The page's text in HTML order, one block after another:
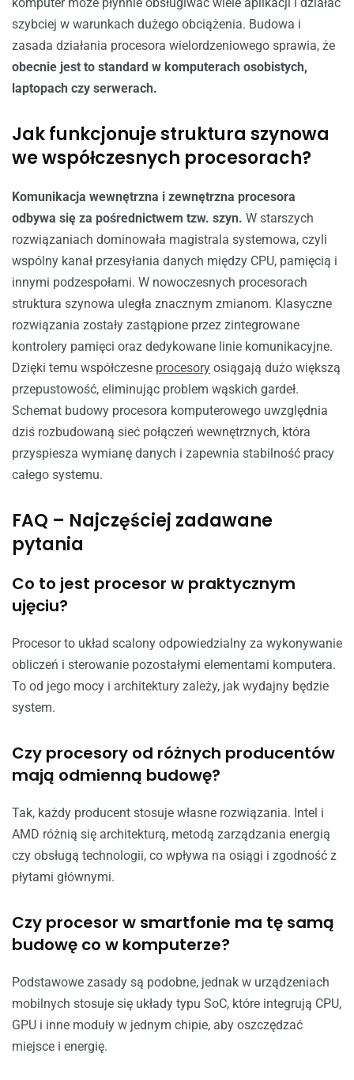
szybciej w warunkach dużego obciążenia. Budowa i
zasada działania procesora wielordzeniowego sprawia, że
obecnie jest to standard w komputerach osobistych,
laptopach czy serwerach.
Jak funkcjonuje struktura szynowa
we współczesnych procesorach?
Komunikacja wewnętrzna i zewnętrzna procesora
odbywa się za pośrednictwem tzw. szyn. W starszych
rozwiązaniach dominowała magistrala systemowa, czyli
wspólny kanał przesyłania danych między CPU, pamięcią i
innymi podzespołami. W nowoczesnych procesorach
struktura szynowa uległa znacznym zmianom. Klasyczne
rozwiązania zostały zastąpione przez zintegrowane
kontrolery pamięci oraz dedykowane linie komunikacyjne.
Dzięki temu współczesne procesory osiągają dużo większą
przepustowość, eliminując problem wąskich gardeł.
Schemat budowy procesora komputerowego uwzględnia
dziś rozbudowaną sieć połączeń wewnętrznych, która
przyspiesza wymianę danych i zapewnia stabilność pracy
całego systemu.
FAQ – Najczęściej zadawane
pytania
Co to jest procesor w praktycznym
ujęciu?
Procesor to układ scalony odpowiedzialny za wykonywanie
obliczeń i sterowanie pozostałymi elementami komputera.
To od jego mocy i architektury zależy, jak wydajny będzie
system.
Czy procesory od różnych producentów
mają odmienną budowę?
Tak, każdy producent stosuje własne rozwiązania. Intel i
AMD różnią się architekturą, metodą zarządzania energią
czy obsługą technologii, co wpływa na osiągi i zgodność z
płytami głównymi.
Czy procesor w smartfonie ma tę samą
budowę co w komputerze?
Podstawowe zasady są podobne, jednak w urządzeniach
mobilnych stosuje się układy typu SoC, które integrują CPU,
GPU i inne moduły w jednym chipie, aby oszczędzać
miejsce i energię.